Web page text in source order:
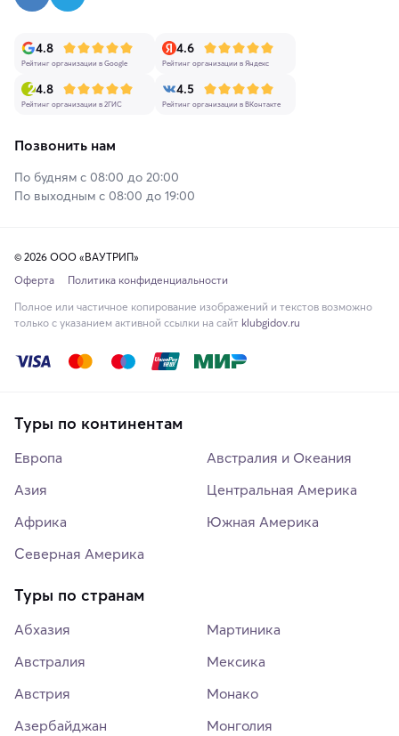
4.8
Рейтинг организации в Google
4.6
Рейтинг организации в Яндекс
4.8
Рейтинг организации в 2ГИС
4.5
Рейтинг организации в ВКонтакте
Позвонить нам
По будням с 08:00 до 20:00
По выходным с 08:00 до 19:00
© 2026 ООО «ВАУТРИП»
Оферта
Политика конфиденциальности
Полное или частичное копирование изображений и текстов возможно
только с указанием активной ссылки на сайт klubgidov.ru
Туры по континентам
Европа
Азия
Африка
Северная Америка
Австралия и Океания
Центральная Америка
Южная Америка
Туры по странам
Абхазия
Австралия
Австрия
Азербайджан
Мартиника
Мексика
Монако
Монголия